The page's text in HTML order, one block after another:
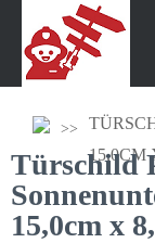
15,0CM
Türschild
15,0cm x